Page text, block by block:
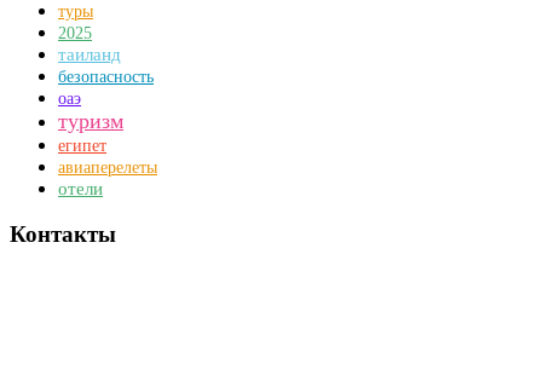
туры
2025
таиланд
безопасность
оаэ
туризм
египет
авиаперелеты
отели
Контакты